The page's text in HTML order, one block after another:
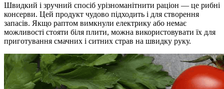
Швидкий і зручний спосіб урізноманітнити раціон — це рибні
консерви. Цей продукт чудово підходить і для створення
запасів. Якщо раптом вимкнули електрику або немає
можливості стояти біля плити, можна використовувати їх для
приготування смачних і ситних страв на швидку руку.